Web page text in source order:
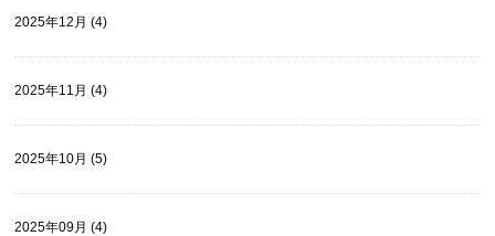
2025年12月 (4)
2025年11月 (4)
2025年10月 (5)
2025年09月 (4)